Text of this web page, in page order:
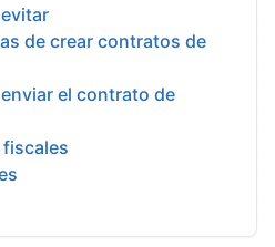
de crear contratos de
el contrato de